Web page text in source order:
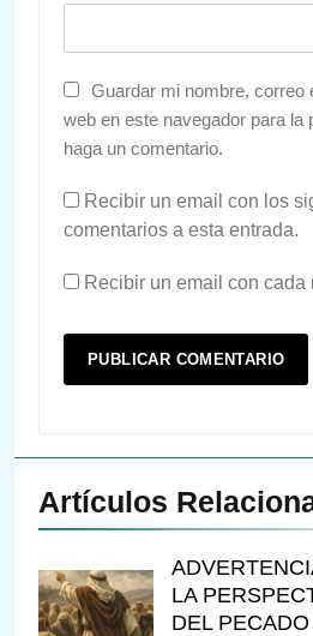
Guardar mi nombre, correo
web en este navegador para la
haga un comentario.
Recibir un email con los
comentarios a esta entrada.
Recibir un email con cada
Artículos
LA
DEL PECADO